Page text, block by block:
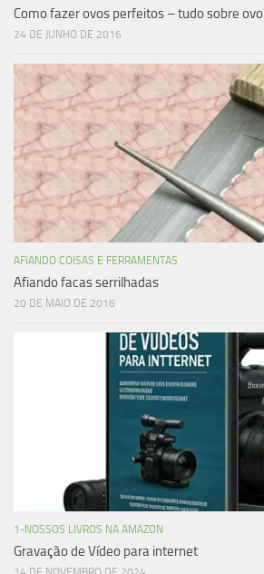
Como fazer ovos perfeitos – tudo sobre ovo
24 DE JUNHO DE 2016
AFIANDO COISAS E FERRAMENTAS
Afiando facas serrilhadas
20 DE MAIO DE 2016
1-NOSSOS LIVROS NA AMAZON
Gravação de Vídeo para internet